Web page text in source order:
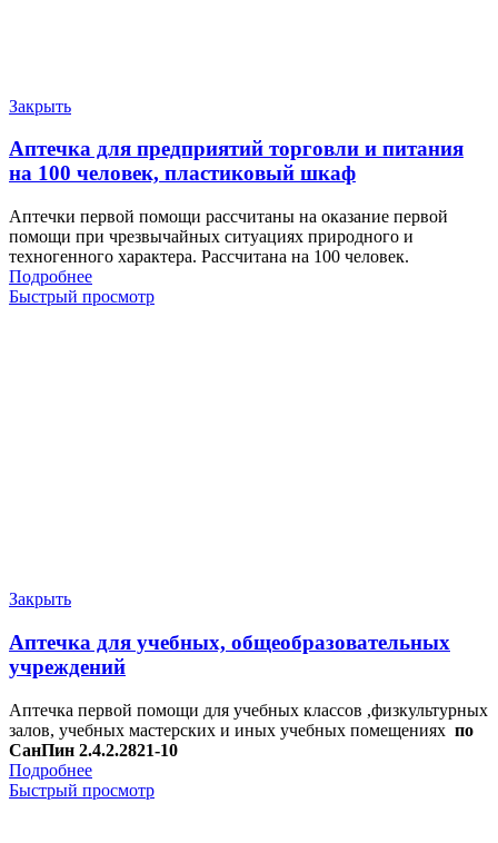
Закрыть
Аптечка для предприятий торговли и питания
на 100 человек, пластиковый шкаф
Аптечки первой помощи рассчитаны на оказание первой
помощи при чрезвычайных ситуациях природного и
техногенного характера. Рассчитана на 100 человек.
Подробнее
Быстрый просмотр
Закрыть
Аптечка для учебных, общеобразовательных
учреждений
Аптечка первой помощи для учебных классов ,физкультурных
залов, учебных мастерских и иных учебных помещениях по
СанПин 2.4.2.2821-10
Подробнее
Быстрый просмотр